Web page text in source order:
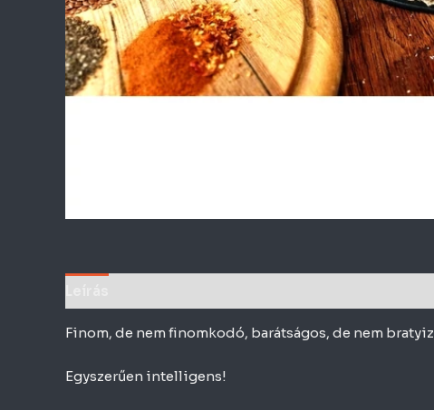
Finom, de nem finomkodó, barátságos, de nem
Egyszerűen intelligens!